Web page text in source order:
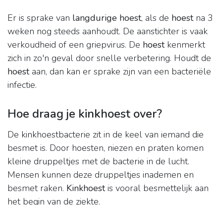
Er is sprake van langdurige hoest, als de hoestna 3
weken nog steeds aanhoudt. De aanstichter is vaak
verkoudheid of een griepvirus. De hoestkenmerkt
zich in zo'n geval door snelle verbetering. Houdt de
hoestaan, dan kan er sprake zijn van een bacteriële
infectie.
Hoe draag je kinkhoest over?
De kinkhoestbacterie zit in de keel van iemand die
besmet is. Door hoesten, niezen en praten komen
kleine druppeltjes met de bacterie in de lucht.
Mensen kunnen deze druppeltjes inademen en
besmet raken. Kinkhoestis vooral besmettelijk aan
het begin van de ziekte.